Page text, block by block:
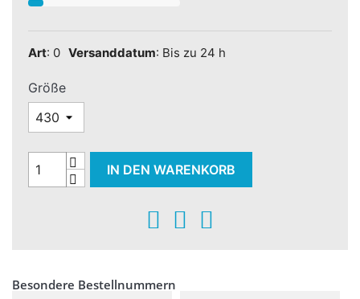
Art: 0 Versanddatum: Bis zu 24 h
Größe
IN DEN WARENKORB
Besondere Bestellnummern